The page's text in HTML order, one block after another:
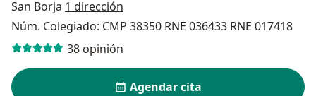
San Borja 1 dirección
Núm. Colegiado: CMP 38350 RNE 036433 RNE 017418
38 opinión
Agendar cita